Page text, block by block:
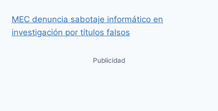
MEC denuncia sabotaje informático en
investigación por títulos falsos
Publicidad